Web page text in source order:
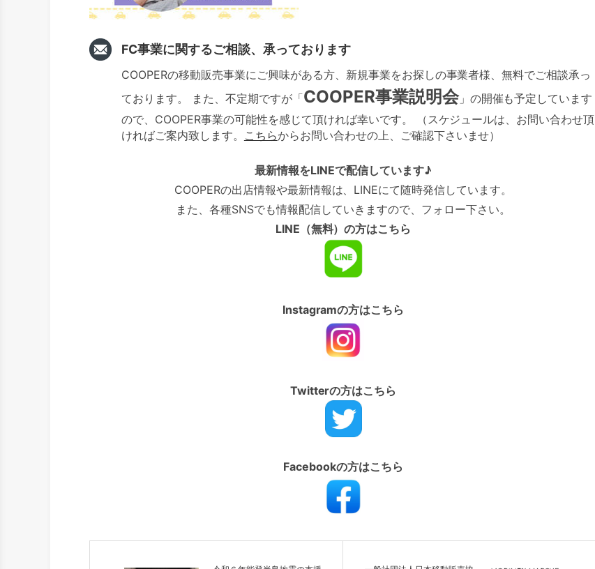
FC事業に関するご相談、承っております
COOPERの移動販売事業にご興味がある方、新規事業をお探しの事業者様、無料でご相談承っ
ております。 また、不定期ですが「COOPER事業説明会」の開催も予定しています
ので、COOPER事業の可能性を感じて頂ければ幸いです。 （スケジュールは、お問い合わせ頂
ければご案内致します。
こちらからお問い合わせの上、ご確認下さいませ）
最新情報をLINEで配信しています♪
COOPERの出店情報や最新情報は、LINEにて随時発信しています。
また、各種SNSでも情報配信していきますので、フォロー下さい。
LINE（無料）の方はこちら
Instagramの方はこちら
Twitterの方はこちら
Facebookの方はこちら